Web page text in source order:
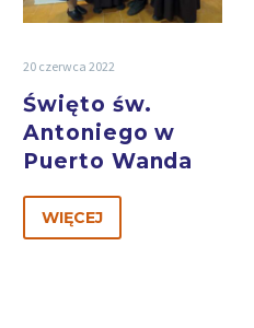
20 czerwca 2022
Święto św.
Antoniego w
Puerto Wanda
WIĘCEJ